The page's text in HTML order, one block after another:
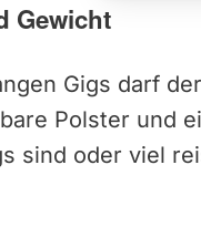
Gewicht
Gigs darf
Polster und
sind oder viel